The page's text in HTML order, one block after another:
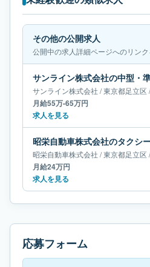
その他の公開求人
公開中の求人詳細ページへのリンク
サンライン株式会社 /東京都足立区
月給55万-65万円
求人を見る
昭栄自動車株式会社 /東京都足立区
月給24万円
求人を見る
応募フォーム